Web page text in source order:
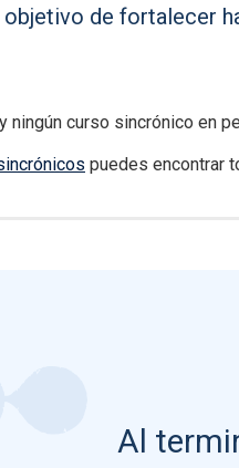
de fortalecer
ningún curso sincrónico en
puedes encontrar
Al